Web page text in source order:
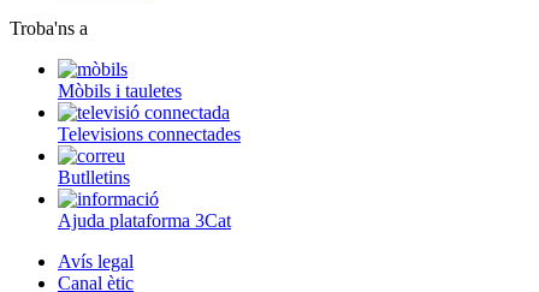
Troba'ns a
Mòbils i tauletes
Televisions connectades
Butlletins
Ajuda plataforma 3Cat
Avís legal
Canal ètic